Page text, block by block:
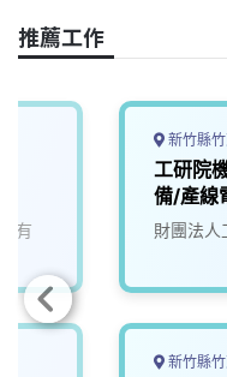
推薦工作
有
新竹縣
工研院
備/產線
(G200)
財團法人
新竹縣